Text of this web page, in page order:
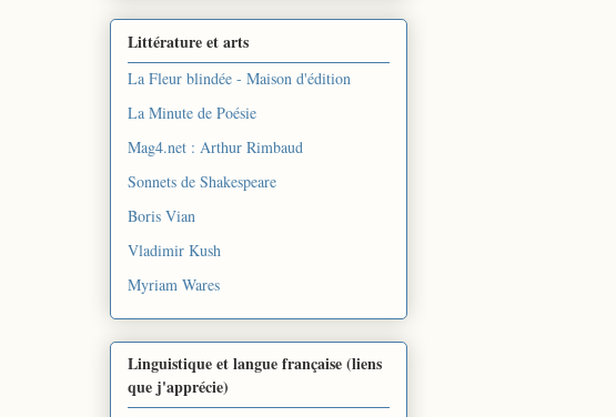
Littérature et arts
La Fleur blindée - Maison d'édition
La Minute de Poésie
Mag4.net : Arthur Rimbaud
Sonnets de Shakespeare
Boris Vian
Vladimir Kush
Myriam Wares
Linguistique et langue française (liens
que j'apprécie)